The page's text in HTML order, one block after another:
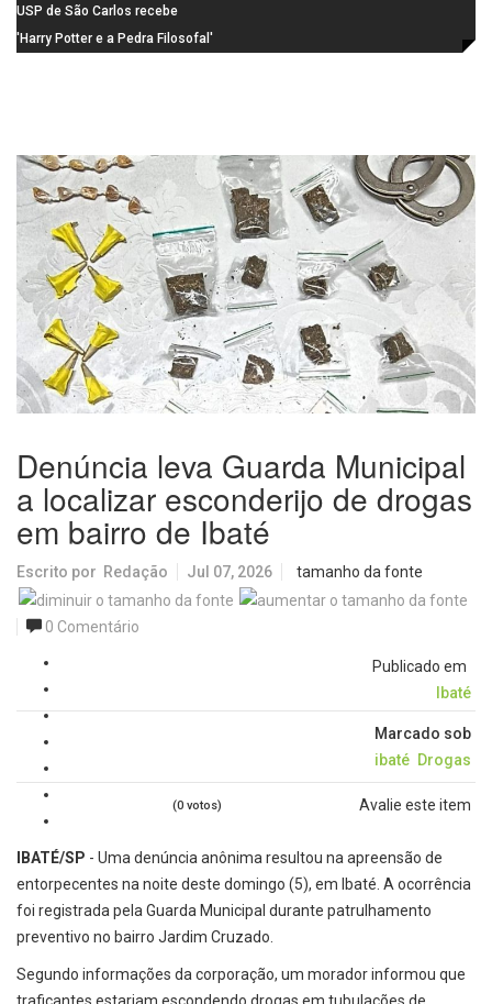
durante o mês de agosto
de candidaturas acaba em 15 de
agosto
USP de São Carlos recebe
visitantes para apresentar cursos
'Harry Potter e a Pedra Filosofal'
Denúncia leva Guarda Municipal
a localizar esconderijo de drogas
em bairro de Ibaté
Escrito por Redação Jul 07, 2026 tamanho da fonte
0 Comentário
Publicado em
Ibaté
Marcado sob
ibaté Drogas
Avalie este item
(0 votos)
IBATÉ/SP - Uma denúncia anônima resultou na apreensão de
entorpecentes na noite deste domingo (5), em Ibaté. A ocorrência
foi registrada pela Guarda Municipal durante patrulhamento
preventivo no bairro Jardim Cruzado.
Segundo informações da corporação, um morador informou que
traficantes estariam escondendo drogas em tubulações de